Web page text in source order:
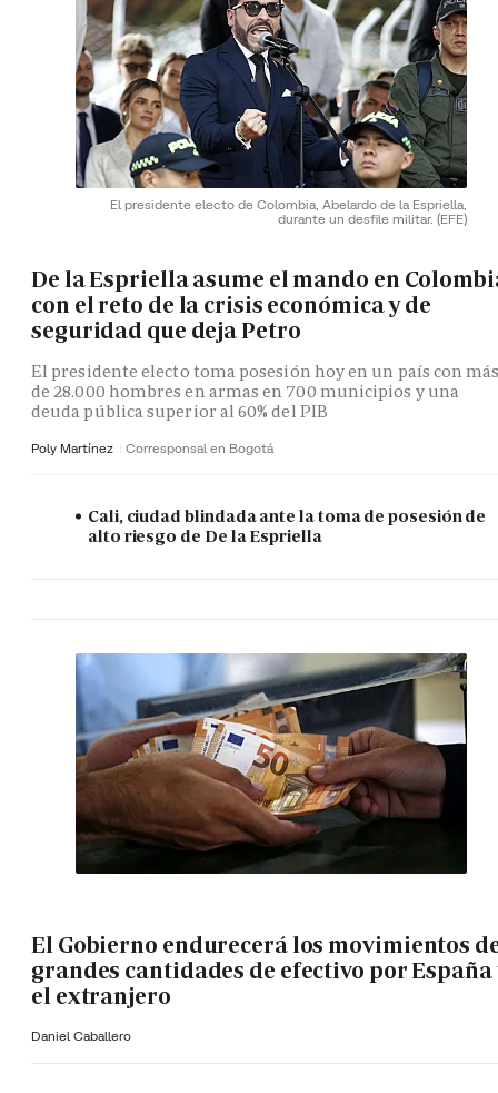
El presidente electo de Colombia, Abelardo de la Espriella,
durante un desfile militar. (EFE)
De la Espriella asume el mando en
con el reto de la crisis económica y de
seguridad que deja Petro
El presidente electo toma posesión hoy en un país con
de 28.000 hombres en armas en 700 municipios y una
deuda pública superior al 60% del PIB
Poly Martínez Corresponsal en Bogotá
Cali, ciudad blindada ante la toma de posesión de
alto riesgo de De la Espriella
El Gobierno endurecerá los movimientos
grandes cantidades de efectivo por España
el extranjero
Daniel Caballero